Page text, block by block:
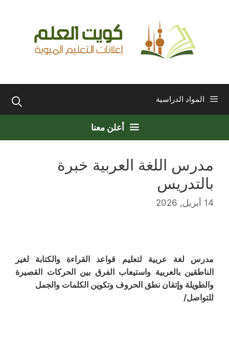
المواد الدراسية
أعلن معنا
مدرس اللغة العربية خبرة
بالتدريس
14 أبريل, 2026
مدرس لغة عربية لتعليم قواعد القراءة والكتابة لغير
الناطقين بالعربية واستيعاب الفرق بين الحركات القصيرة
والطويلة وإتقان نطق الحروف وتكوين الكلمات والجمل
للتواصل/